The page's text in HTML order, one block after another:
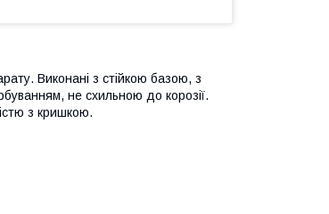
Виконані з стійкою базою, з
не схильною до корозії.
з кришкою.